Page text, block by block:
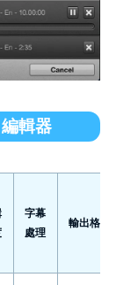
輯器
字幕
處理
輸出格式